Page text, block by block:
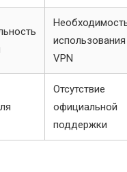
использования
VPN
Отсутствие
официальной
поддержки